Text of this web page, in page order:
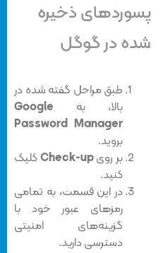
پسوردهای ذخیره
شده در گوگل
طبق مراحل گفته شده در
بالا، به
Google
Password Manager
بروید.
بر رویCheck-up
کلیک
کنید.
در این قسمت، به تمامی
رمزهای عبور خود با
گزینه‌های امنیتی
دسترسی دارید.